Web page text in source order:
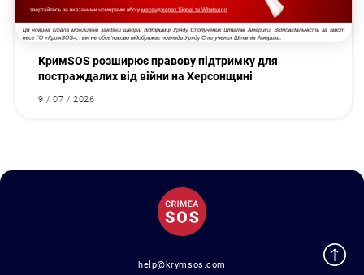
КримSOS розширює правову підтримку для
постраждалих від війни на Херсонщині
9 / 07 / 2026
help@krymsos.com